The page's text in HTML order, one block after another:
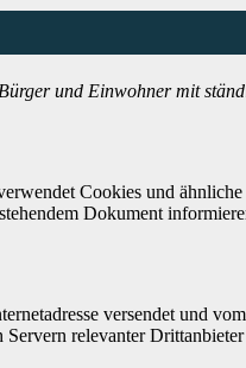
und Ein­wohn­er mit
Cook­ies und
Doku­ment
versendet und
rel­e­van­ter